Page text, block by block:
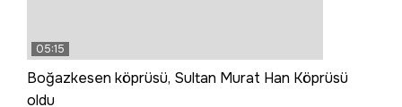
05:15
Boğazkesen köprüsü, Sultan Murat Han Köprüsü
oldu